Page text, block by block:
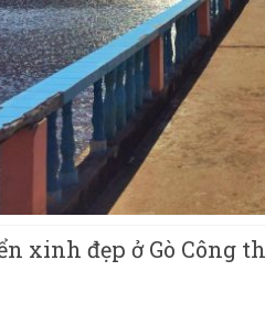
xinh đẹp ở Gò Công